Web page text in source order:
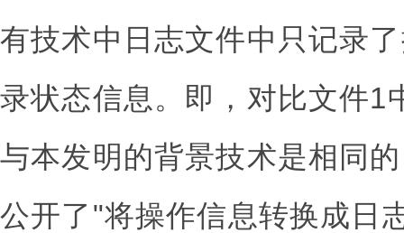
有技术中日志文件中只记录
录状态信息。即，对比文件1
与本发明的背景技术是相同
公开了"将操作信息转换成日